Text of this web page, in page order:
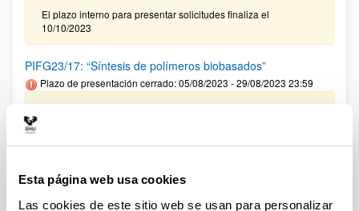
Esta página web usa cookies
Las cookies de este sitio web se usan para personalizar
El plazo interno para presentar solicitudes finaliza el
10/10/2023
PIFG23/17: “Síntesis de polímeros biobasados”
Plazo de presentación cerrado: 05/08/2023 - 29/08/2023 23:59
18/09/2023 Se ha publicado la propuesta de adjudicación
PIFG23/09: “Transporte de nano y micro cápsulas
Plazo de presentación cerrado: 12/07/2023 - 04/08/2023 23:59
Se ha publicado la propuesta de adjudicación(23/09/2023)